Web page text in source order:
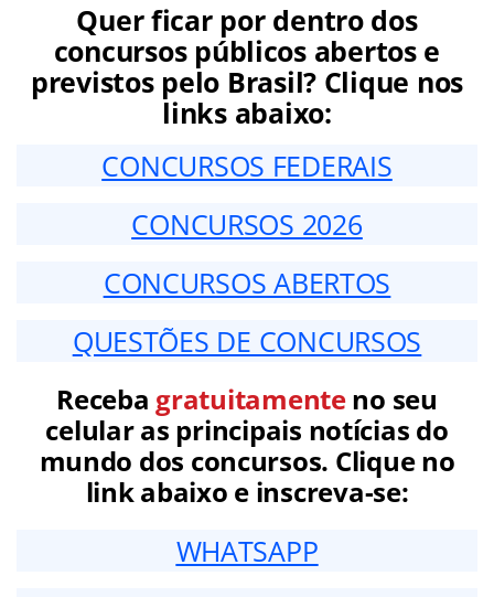
Quer ficar por dentro dos
concursos públicos abertos e
previstos pelo Brasil? Clique nos
links abaixo:
CONCURSOS FEDERAIS
CONCURSOS 2026
CONCURSOS ABERTOS
QUESTÕES DE CONCURSOS
Receba gratuitamenteno seu
celular as principais notícias do
mundo dos concursos. Clique no
link abaixo e inscreva-se:
WHATSAPP